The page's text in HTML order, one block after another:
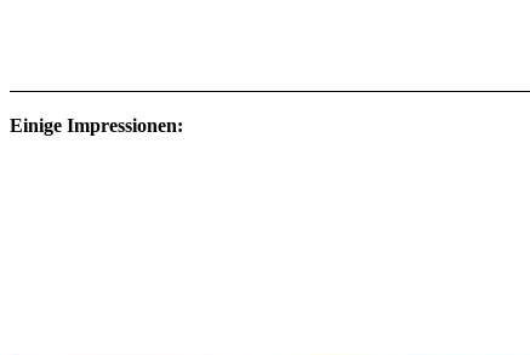
Einige Impressionen: